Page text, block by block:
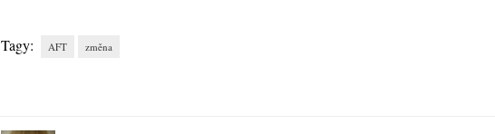
Tagy: AFT změna